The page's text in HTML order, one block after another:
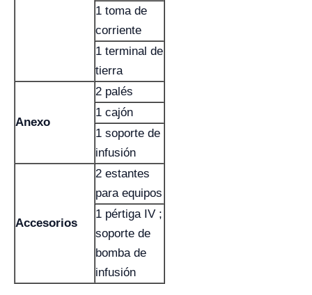
1 toma de
corriente
1 terminal de
tierra
Anexo
2 palés
1 cajón
1 soporte de
infusión
Accesorios
2 estantes
para equipos
1 pértiga IV ;
soporte de
bomba de
infusión